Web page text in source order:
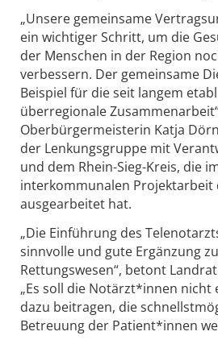
„Unsere gemeinsame
ein wichtiger Schritt, um die
der Menschen in der Region
verbessern. Der gemeinsame
Beispiel für die seit langem
überregionale
Oberbürgermeisterin Katja
der Lenkungsgruppe mit
und dem Rhein-Sieg-Kreis, die
interkommunalen Projektarbeit
ausgearbeitet hat.
„Die Einführung des
sinnvolle und gute Ergänzung
Rettungswesen“, betont
„Es soll die Notärzt*innen nicht
dazu beitragen, die
Betreuung der Patient*innen